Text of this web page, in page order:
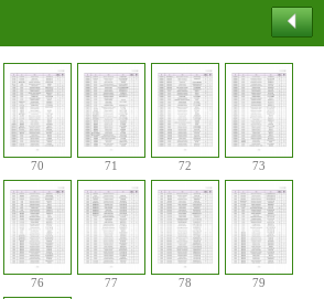
70 71 72 73
76 77 78 79